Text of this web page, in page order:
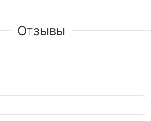
Отзывы